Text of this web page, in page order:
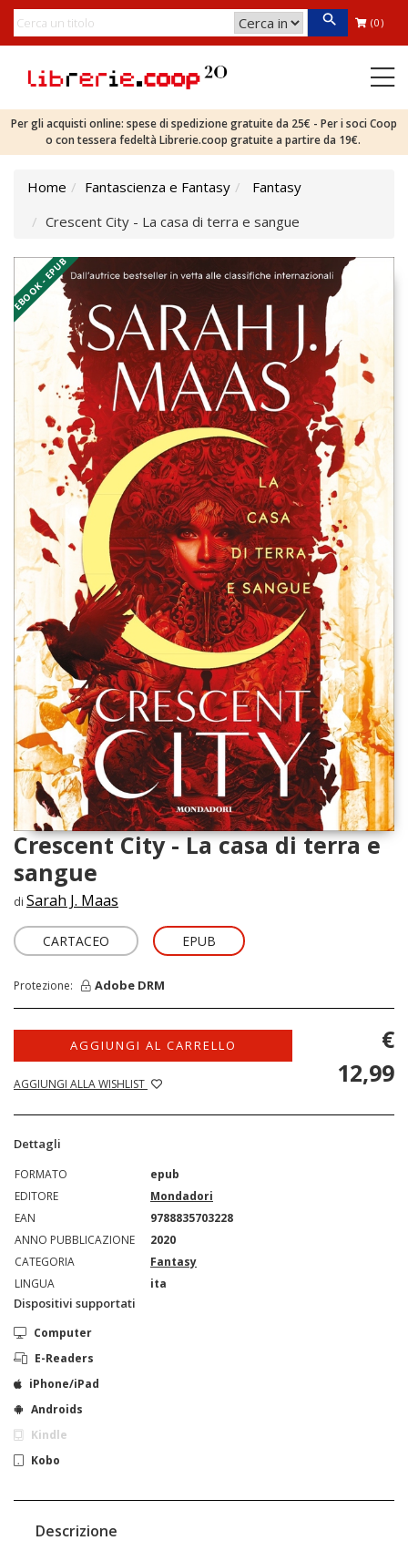
(0)
Per gli acquisti online: spese di spedizione gratuite da 25€ - Per i soci Coop
o con tessera fedeltà Librerie.coop gratuite a partire da 19€.
Home Fantascienza e Fantasy
Fantasy
Crescent City - La casa di terra e sangue
EBOOK - EPUB
Crescent City - La casa di terra e
sangue
di Sarah J. Maas
CARTACEO EPUB
Protezione: Adobe DRM
AGGIUNGI AL CARRELLO
AGGIUNGI ALLA WISHLIST
€
12,99
Dettagli
FORMATO
epub
EDITORE
Mondadori
EAN
9788835703228
ANNO PUBBLICAZIONE
2020
CATEGORIA
Fantasy
LINGUA
ita
Dispositivi supportati
Computer
E-Readers
iPhone/iPad
Androids
Kindle
Kobo
Descrizione